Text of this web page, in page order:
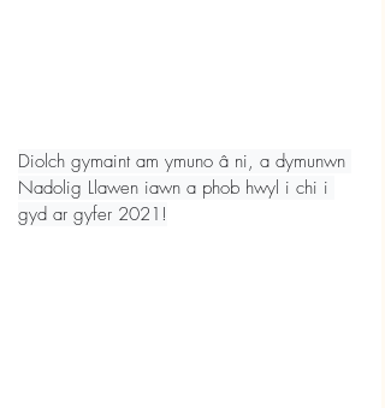
Diolch gymaint am ymuno â ni, a dymunwn
Nadolig Llawen iawn a phob hwyl i chi i
gyd ar gyfer 2021!